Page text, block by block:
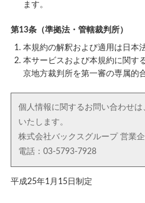
ます。
第13条（準拠法・管轄裁判所）
本規約の解釈および適用は日本
本サービスおよび本規約に関す
京地方裁判所を第一審の専属的
個人情報に関するお問い合わせ
いたします。
株式会社バックスグループ 営業
電話：03-5793-7928
平成25年1月15日制定